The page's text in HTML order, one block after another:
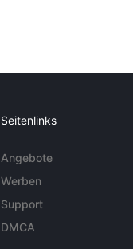
Seitenlinks
Angebote
Werben
Support
DMCA